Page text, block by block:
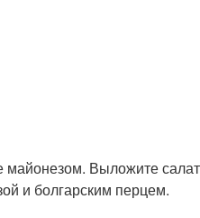
майонезом. Выложите
и болгарским перцем.